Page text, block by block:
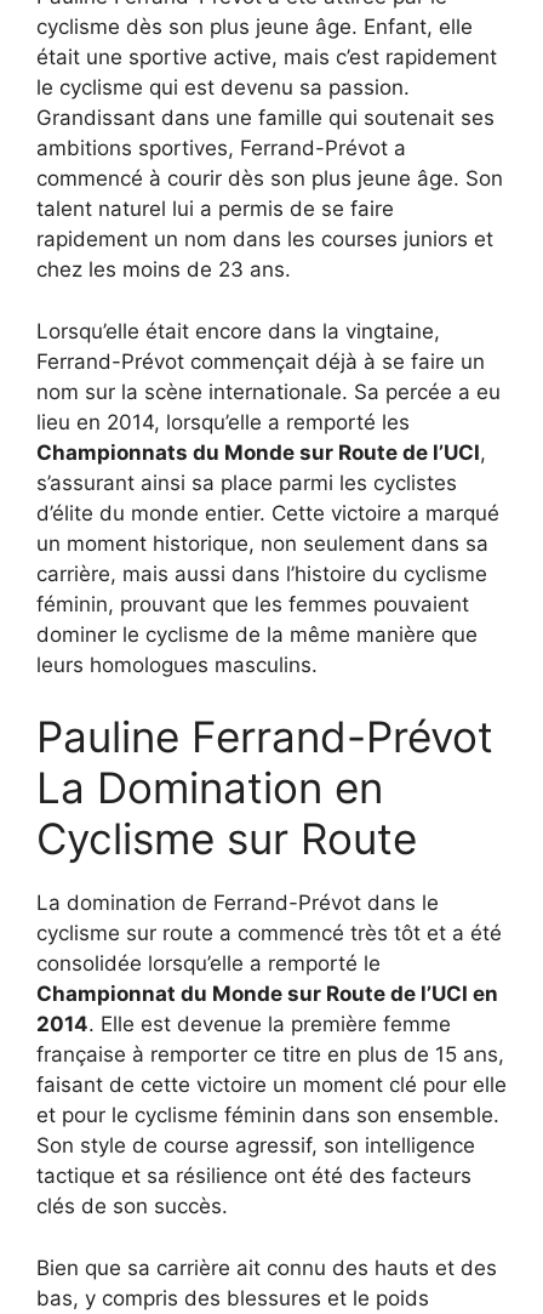
cyclisme dès son plus jeune âge. Enfant, elle
était une sportive active, mais c’est rapidement
le cyclisme qui est devenu sa passion.
Grandissant dans une famille qui soutenait ses
ambitions sportives, Ferrand-Prévot a
commencé à courir dès son plus jeune âge. Son
talent naturel lui a permis de se faire
rapidement un nom dans les courses juniors et
chez les moins de 23 ans.
Lorsqu’elle était encore dans la vingtaine,
Ferrand-Prévot commençait déjà à se faire un
nom sur la scène internationale. Sa percée a eu
lieu en 2014, lorsqu’elle a remporté les
Championnats du Monde sur Route de l’UCI,
s’assurant ainsi sa place parmi les cyclistes
d’élite du monde entier. Cette victoire a marqué
un moment historique, non seulement dans sa
carrière, mais aussi dans l’histoire du cyclisme
féminin, prouvant que les femmes pouvaient
dominer le cyclisme de la même manière que
leurs homologues masculins.
Pauline Ferrand-Prévot
La Domination en
Cyclisme sur Route
La domination de Ferrand-Prévot dans le
cyclisme sur route a commencé très tôt et a été
consolidée lorsqu’elle a remporté le
Championnat du Monde sur Route de l’UCI en
2014. Elle est devenue la première femme
française à remporter ce titre en plus de 15 ans,
faisant de cette victoire un moment clé pour elle
et pour le cyclisme féminin dans son ensemble.
Son style de course agressif, son intelligence
tactique et sa résilience ont été des facteurs
clés de son succès.
Bien que sa carrière ait connu des hauts et des
bas, y compris des blessures et le poids